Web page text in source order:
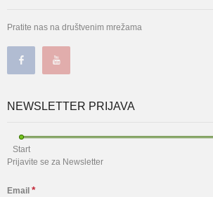
Pratite nas na društvenim mrežama
NEWSLETTER PRIJAVA
Start
Prijavite se za Newsletter
Email *